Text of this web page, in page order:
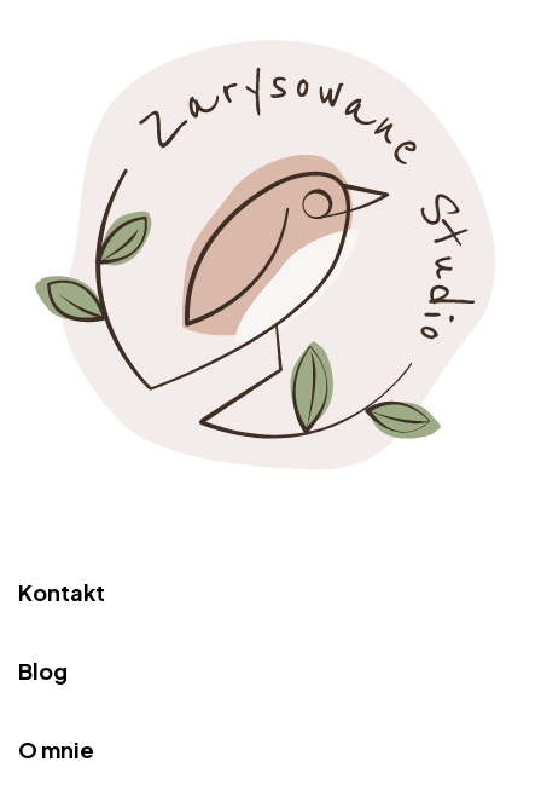
Kontakt
Blog
O mnie